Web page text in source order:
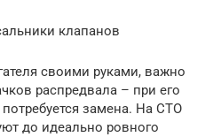
клапанов
своими руками, важно
распредвала – при его
замена. На СТО
до идеально ровного